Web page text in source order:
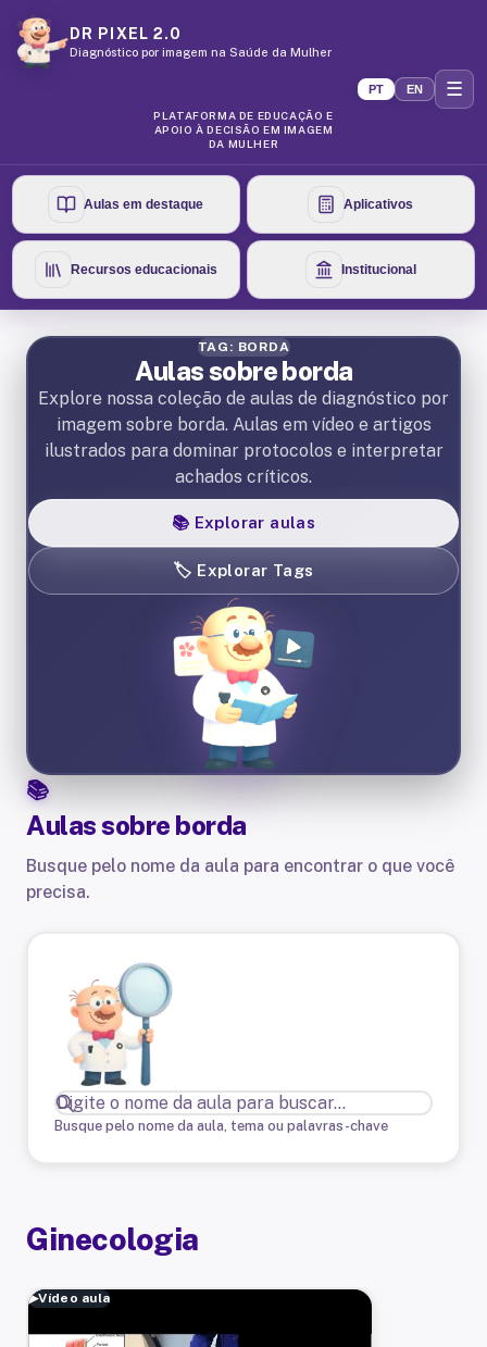
DR PIXEL 2.0
Diagnóstico por imagem na Saúde da Mulher
PLATAFORMA DE EDUCAÇÃO E
APOIO À DECISÃO EM IMAGEM
DA MULHER
PT EN ☰
Aulas em destaque Aplicativos
Recursos educacionais Institucional
TAG: BORDA
Aulas sobre borda
Explore nossa coleção de aulas de diagnóstico por
imagem sobre borda. Aulas em vídeo e artigos
ilustrados para dominar protocolos e interpretar
achados críticos.
📚 Explorar aulas
🏷️ Explorar Tags
Aulas sobre borda
Busque pelo nome da aula para encontrar o que você
precisa.
Busque pelo nome da aula, tema ou palavras-chave
Ginecologia
▶Vídeo aula